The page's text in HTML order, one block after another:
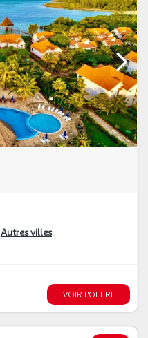
Autres villes
VOIR L'OFFRE